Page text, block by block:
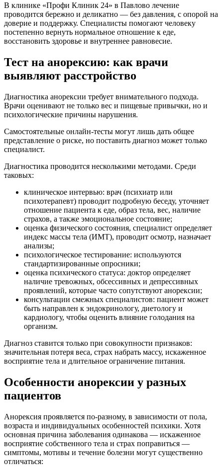
В клинике «Профи Клиник 24» в Павлово лечение
проводится бережно и деликатно — без давления, с опорой на
доверие и поддержку. Специалисты помогают человеку
постепенно вернуть нормальное отношение к еде,
восстановить здоровье и внутреннее равновесие.
Тест на анорексию: как врачи
выявляют расстройство
Диагностика анорексии требует внимательного подхода.
Врачи оценивают не только вес и пищевые привычки, но и
психологические причины нарушения.
Самостоятельные онлайн-тесты могут лишь дать общее
представление о риске, но поставить диагноз может только
специалист.
Диагностика проводится несколькими методами. Среди
таковых:
клиническое интервью: врач (психиатр или
психотерапевт) проводит подробную беседу, уточняет
отношение пациента к еде, образ тела, вес, наличие
страхов, а также эмоциональное состояние;
оценка физического состояния, специалист определяет
индекс массы тела (ИМТ), проводит осмотр, назначает
анализы;
психологическое тестирование: используются
стандартизированные опросники;
оценка психического статуса: доктор определяет
наличие тревожных, обсессивных и депрессивных
проявлений, которые часто сопутствуют анорексии;
консультации смежных специалистов: пациент может
быть направлен к эндокринологу, диетологу и
кардиологу, чтобы оценить влияние голодания на
организм.
Диагноз ставится только при совокупности признаков:
значительная потеря веса, страх набрать массу, искаженное
восприятие тела и длительное ограничение питания.
Особенности анорексии у разных
пациентов
Анорексия проявляется по-разному, в зависимости от пола,
возраста и индивидуальных особенностей психики. Хотя
основная причина заболевания одинакова — искаженное
восприятие собственного тела и страх поправиться —
симптомы, мотивы и течение болезни могут существенно
отличаться: